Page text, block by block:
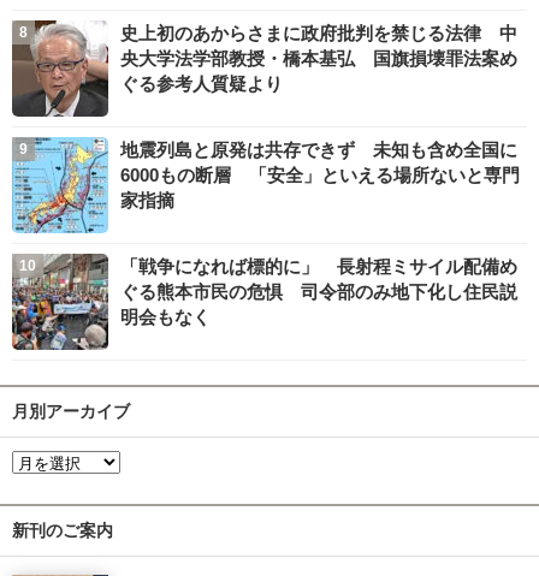
史上初のあからさまに政府批判を禁じる法律 中
央大学法学部教授・橋本基弘 国旗損壊罪法案め
ぐる参考人質疑より
地震列島と原発は共存できず 未知も含め全国に
6000もの断層 「安全」といえる場所ないと専門
家指摘
「戦争になれば標的に」 長射程ミサイル配備め
ぐる熊本市民の危惧 司令部のみ地下化し住民説
明会もなく
月別アーカイブ
新刊のご案内